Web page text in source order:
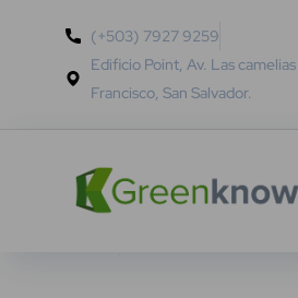
(+503) 7927 9259
Edificio Point, Av. Las
Francisco, San Salvador.